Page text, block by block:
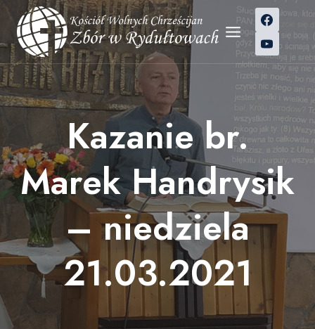
Przejdź
treści
Kazanie br.
Marek Handrysik
– niedziela
21.03.2021